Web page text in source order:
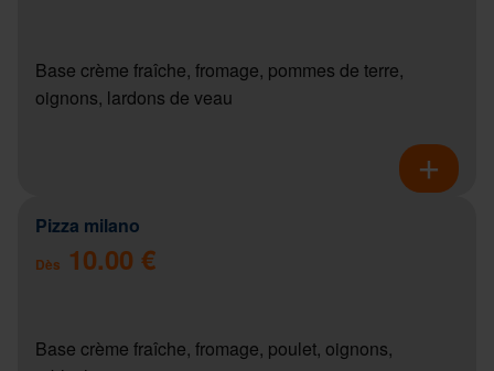
Base crème fraîche, fromage, pommes de terre,
oignons, lardons de veau
Pizza milano
Dès 10.00 €
Base crème fraîche, fromage, poulet, oignons,